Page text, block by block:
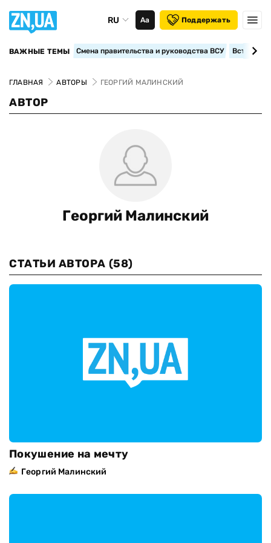
RU Аа Поддержать
ВАЖНЫЕ ТЕМЫ Смена правительства и руководства ВСУ
ГЛАВНАЯ АВТОРЫ ГЕОРГИЙ МАЛИНСКИЙ
АВТОР
Георгий Малинский
СТАТЬИ АВТОРА (58)
Покушение на мечту
Георгий Малинский